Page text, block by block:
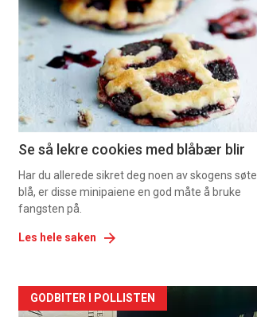
detail
-
section
11
Dagens
rett
Se så lekre cookies med blåbær blir
Har du allerede sikret deg noen av skogens søte
blå, er disse minipaiene en god måte å bruke
fangsten på.
Les hele saken
Artikler
GODBITER I POLLISTEN